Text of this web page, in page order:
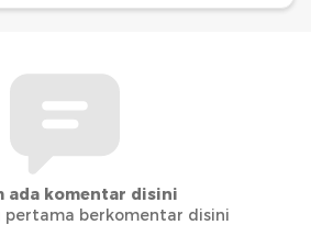
ada komentar disini
pertama berkomentar disini